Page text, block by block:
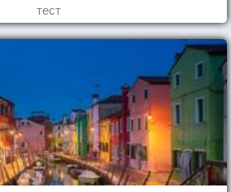
тест